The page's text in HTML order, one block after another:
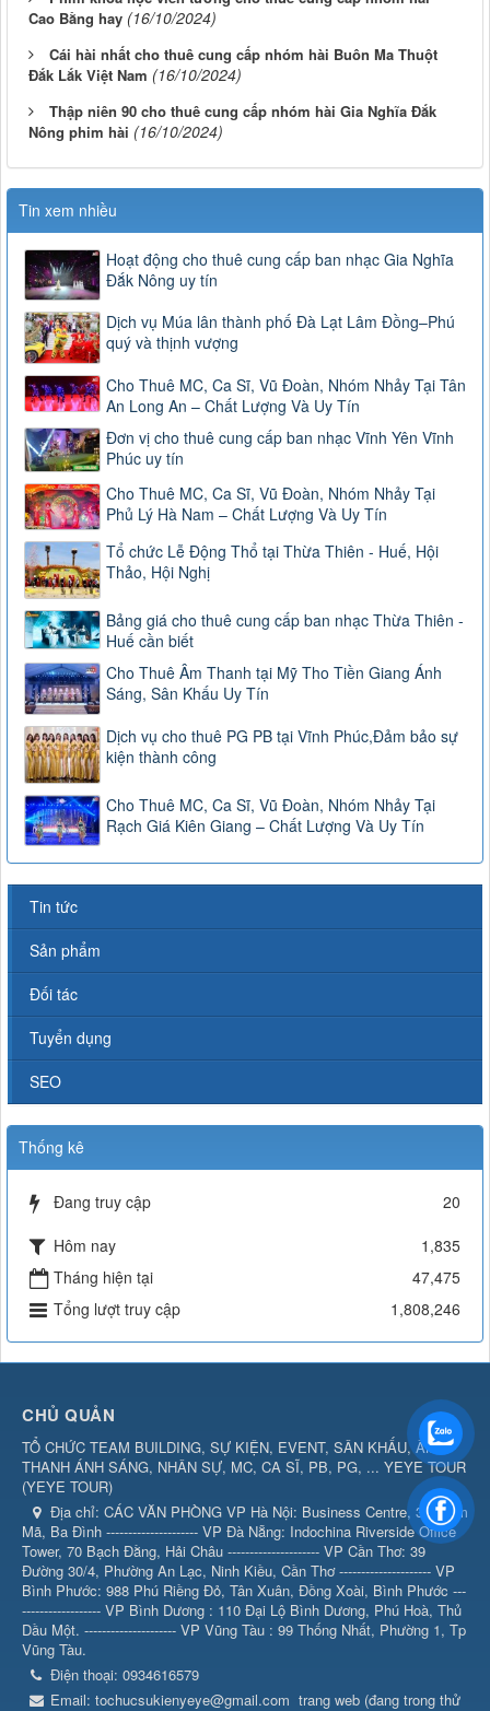
Cao Bằng hay (16/10/2024)
Cái hài nhất cho thuê cung cấp nhóm hài Buôn Ma Thuột
Đắk Lắk Việt Nam (16/10/2024)
Thập niên 90 cho thuê cung cấp nhóm hài Gia Nghĩa Đắk
Nông phim hài (16/10/2024)
Tin xem nhiều
Hoạt động cho thuê cung cấp ban nhạc Gia Nghĩa
Đắk Nông uy tín
Dịch vụ Múa lân thành phố Đà Lạt Lâm Đồng–Phú
quý và thịnh vượng
Cho Thuê MC, Ca Sĩ, Vũ Đoàn, Nhóm Nhảy Tại Tân
An Long An – Chất Lượng Và Uy Tín
Đơn vị cho thuê cung cấp ban nhạc Vĩnh Yên Vĩnh
Phúc uy tín
Cho Thuê MC, Ca Sĩ, Vũ Đoàn, Nhóm Nhảy Tại
Phủ Lý Hà Nam – Chất Lượng Và Uy Tín
Tổ chức Lễ Động Thổ tại Thừa Thiên - Huế, Hội
Thảo, Hội Nghị
Bảng giá cho thuê cung cấp ban nhạc Thừa Thiên -
Huế cần biết
Cho Thuê Âm Thanh tại Mỹ Tho Tiền Giang Ánh
Sáng, Sân Khấu Uy Tín
Dịch vụ cho thuê PG PB tại Vĩnh Phúc,Đảm bảo sự
kiện thành công
Cho Thuê MC, Ca Sĩ, Vũ Đoàn, Nhóm Nhảy Tại
Rạch Giá Kiên Giang – Chất Lượng Và Uy Tín
Tin tức
Sản phẩm
Đối tác
Tuyển dụng
SEO
Thống kê
Đang truy cập
20
Hôm nay
1,835
Tháng hiện tại
47,475
Tổng lượt truy cập
1,808,246
CHỦ QUẢN
TỔ CHỨC TEAM BUILDING, SỰ KIỆN, EVENT, SÂN KHẤU, ÂM
THANH ÁNH SÁNG, NHÂN SỰ, MC, CA SĨ, PB, PG, ... YEYE TOUR
(YEYE TOUR)
Địa chỉ: CÁC VĂN PHÒNG VP Hà Nội: Business Centre, 360 Kim
Mã, Ba Đình --------------------- VP Đà Nẵng: Indochina Riverside Office
Tower, 70 Bạch Đằng, Hải Châu --------------------- VP Cần Thơ: 39
Đường 30/4, Phường An Lạc, Ninh Kiều, Cần Thơ --------------------- VP
Bình Phước: 988 Phú Riềng Đỏ, Tân Xuân, Đồng Xoài, Bình Phước ---
------------------ VP Bình Dương : 110 Đại Lộ Bình Dương, Phú Hoà, Thủ
Dầu Một. --------------------- VP Vũng Tàu : 99 Thống Nhất, Phường 1, Tp
Vũng Tàu.
Điện thoại: 0934616579
Email: tochucsukienyeye@gmail.com trang web (đang trong thử